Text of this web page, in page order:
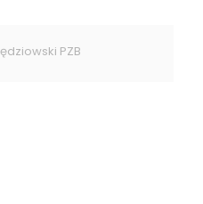
PZB